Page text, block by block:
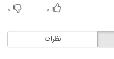
۰ ۰
نظرات